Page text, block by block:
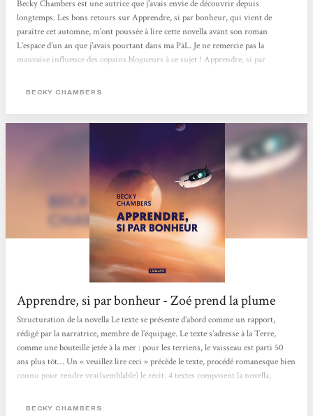
Becky Chambers est une autrice que j'avais envie de découvrir depuis
longtemps. Les bons retours sur Apprendre, si par bonheur, qui vient de
paraître cet automne, m'ont poussée à lire cette novella avant son roman
L’espace d’un an que j'avais pourtant dans ma PàL. Je ne remercie pas la
mauvaise influence des copains blogueurs à ce sujet ! Apprendre, si par
raconte l’histoire d’une mission spatiale qui parle explorer quatre exoplanètes.
BECKY CHAMBERS
Apprendre, si par bonheur - Zoé prend la plume
Structuration de la novella Le texte se présente d’abord comme un rapport,
rédigé par la narratrice, membre de l’équipage. Le texte s’adresse à la Terre,
comme une bouteille jetée à la mer : pour les terriens, le vaisseau est parti 50
ans plus tôt… Un « veuillez lire ceci » précède le texte, procédé romanesque bien
connu pour rendre vrai(semblable) le récit. 4 textes composent la novella,
Opera et Votum. Le texte alterne voyage, analyses, et vie à...
BECKY CHAMBERS